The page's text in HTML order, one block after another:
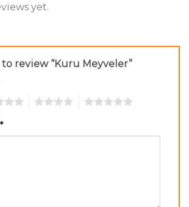
yet.
review “Kuru Meyveler”
*